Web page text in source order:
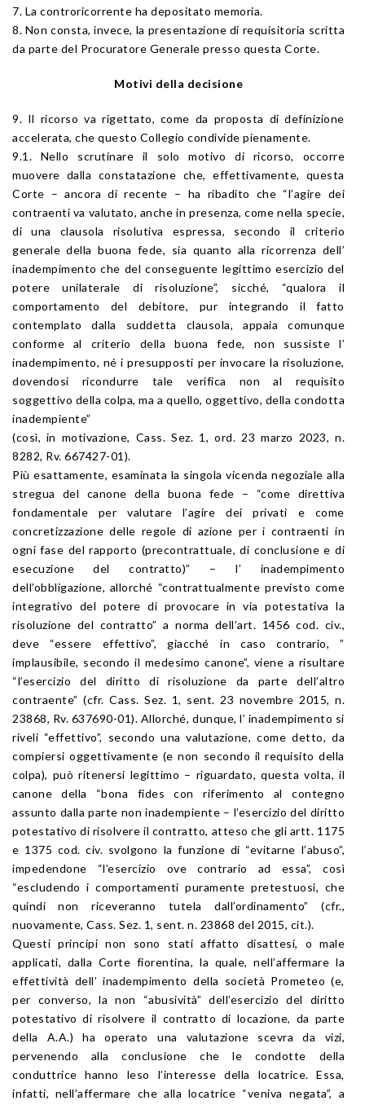
7. La controricorrente ha depositato memoria.
8. Non consta, invece, la presentazione di requisitoria scritta
da parte del Procuratore Generale presso questa Corte.
Motivi della decisione
9. Il ricorso va rigettato, come da proposta di definizione
accelerata, che questo Collegio condivide pienamente.
9.1. Nello scrutinare il solo motivo di ricorso, occorre
muovere dalla constatazione che, effettivamente, questa
Corte – ancora di recente – ha ribadito che “l’agire dei
contraenti va valutato, anche in presenza, come nella specie,
di una clausola risolutiva espressa, secondo il criterio
generale della buona fede, sia quanto alla ricorrenza dell’
inadempimento che del conseguente legittimo esercizio del
potere unilaterale di risoluzione”, sicché, “qualora il
comportamento del debitore, pur integrando il fatto
contemplato dalla suddetta clausola, appaia comunque
conforme al criterio della buona fede, non sussiste l’
inadempimento, né i presupposti per invocare la risoluzione,
dovendosi ricondurre tale verifica non al requisito
soggettivo della colpa, ma a quello, oggettivo, della condotta
inadempiente”
(così, in motivazione, Cass. Sez. 1, ord. 23 marzo 2023, n.
8282, Rv. 667427-01).
Più esattamente, esaminata la singola vicenda negoziale alla
stregua del canone della buona fede – “come direttiva
fondamentale per valutare l’agire dei privati e come
concretizzazione delle regole di azione per i contraenti in
ogni fase del rapporto (precontrattuale, di conclusione e di
esecuzione del contratto)” – l’ inadempimento
dell’obbligazione, allorché “contrattualmente previsto come
integrativo del potere di provocare in via potestativa la
risoluzione del contratto” a norma dell’art. 1456 cod. civ.,
deve “essere effettivo”, giacché in caso contrario, ”
implausibile, secondo il medesimo canone”, viene a risultare
“l’esercizio del diritto di risoluzione da parte dell’altro
contraente” (cfr. Cass. Sez. 1, sent. 23 novembre 2015, n.
23868, Rv. 637690-01). Allorché, dunque, l’ inadempimento si
riveli “effettivo”, secondo una valutazione, come detto, da
compiersi oggettivamente (e non secondo il requisito della
colpa), può ritenersi legittimo – riguardato, questa volta, il
canone della “bona fides con riferimento al contegno
assunto dalla parte non inadempiente – l’esercizio del diritto
potestativo di risolvere il contratto, atteso che gli artt. 1175
e 1375 cod. civ. svolgono la funzione di “evitarne l’abuso”,
impedendone “l’esercizio ove contrario ad essa”, così
“escludendo i comportamenti puramente pretestuosi, che
quindi non riceveranno tutela dall’ordinamento” (cfr.,
nuovamente, Cass. Sez. 1, sent. n. 23868 del 2015, cit.).
Questi principi non sono stati affatto disattesi, o male
applicati, dalla Corte fiorentina, la quale, nell’affermare la
effettività dell’ inadempimento della società Prometeo (e,
per converso, la non “abusività” dell’esercizio del diritto
potestativo di risolvere il contratto di locazione, da parte
della A.A.) ha operato una valutazione scevra da vizi,
pervenendo alla conclusione che le condotte della
conduttrice hanno leso l’interesse della locatrice. Essa,
infatti, nell’affermare che alla locatrice “veniva negata”, a